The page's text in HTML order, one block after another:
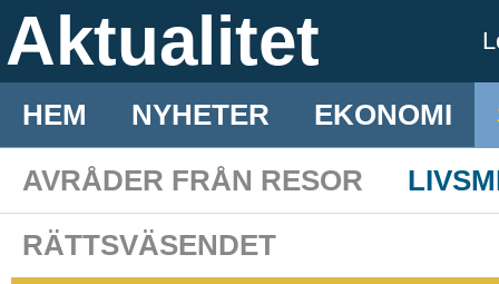
Aktualitet
HEM NYHETER EKONOMI
AVRÅDER FRÅN RESOR
RÄTTSVÄSENDET